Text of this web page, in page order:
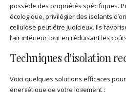
possède des propriétés spécifiques.
écologique, privilégier des isolants
cellulose peut être judicieux. Ils
l’air intérieur tout en réduisant les
Techniques d’isolation
Voici quelques solutions efficaces
énergétique de votre logement :